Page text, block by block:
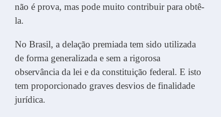
não é prova, mas pode muito contribuir para obtê-
la.
No Brasil, a delação premiada tem sido utilizada
de forma generalizada e sem a rigorosa
observância da lei e da constituição federal. E isto
tem proporcionado graves desvios de finalidade
jurídica.